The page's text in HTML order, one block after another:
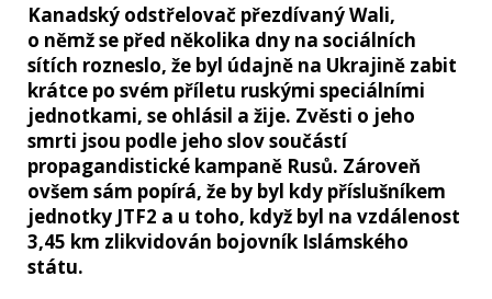
Kanadský odstřelovač přezdívaný Wali,
o němž se před několika dny na sociálních
sítích rozneslo, že byl údajně na Ukrajině zabit
krátce po svém příletu ruskými speciálními
jednotkami, se ohlásil a žije. Zvěsti o jeho
smrti jsou podle jeho slov součástí
propagandistické kampaně Rusů. Zároveň
ovšem sám popírá, že by byl kdy příslušníkem
jednotky JTF2 a u toho, když byl na vzdálenost
3,45 km zlikvidován bojovník Islámského
státu.